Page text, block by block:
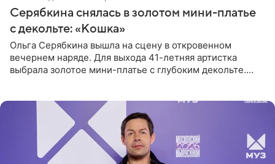
Серябкина снялась в золотом мини-платье
с декольте: «Кошка»
Ольга Серябкина вышла на сцену в откровенном
вечернем наряде. Для выхода 41-летняя артистка
выбрала золотое мини-платье с глубоким декольте.